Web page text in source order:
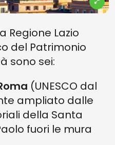
Regione Lazio
del Patrimonio
sono sei:
(UNESCO dal
ampliato dalle
della Santa
fuori le mura